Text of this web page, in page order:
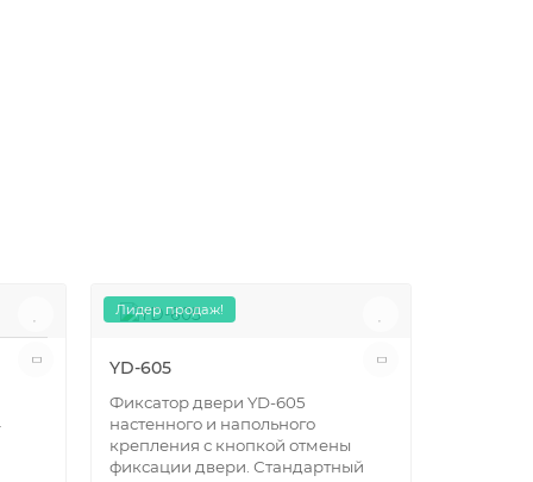
Лидер продаж!
YD-605
Фиксатор двери YD-605
настенного и напольного
крепления с кнопкой отмены
фиксации двери. Стандартный